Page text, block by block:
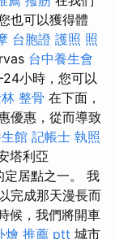
也可以獲得體
台胞證 護照 照
台中養生會
小時，您可以
整骨 在下面，
優惠，從而導致
館 記帳士 執照
塔利亞
定居點之一。 我
完成那天漫長而
候，我們將開車
燴 推薦 ptt 城市